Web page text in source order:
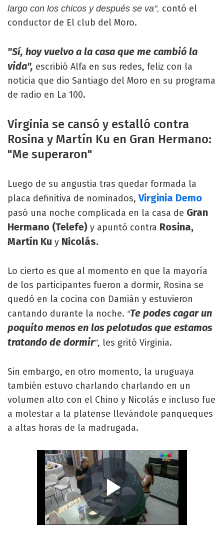
largo con los chicos y después se va", contó el
conductor de El club del Moro.
"Sí, hoy vuelvo a la casa que me cambió la
vida", escribió Alfa en sus redes, feliz con la
noticia que dio Santiago del Moro en su programa
de radio en La 100.
Virginia se cansó y estalló contra
Rosina y Martín Ku en Gran Hermano:
"Me superaron"
Luego de su angustia tras quedar formada la
placa definitiva de nominados,Virginia Demo
pasó una noche complicada en la casa de Gran
Hermano (Telefe) y apuntó contra Rosina,
Martín Ku y Nicolás.
Lo cierto es que al momento en que la mayoría
de los participantes fueron a dormir, Rosina se
quedó en la cocina con Damián y estuvieron
cantando durante la noche. “Te podes cagar un
poquito menos en los pelotudos que estamos
tratando de dormir”, les gritó Virginia.
Sin embargo, en otro momento, la uruguaya
también estuvo charlando charlando en un
volumen alto con el Chino y Nicolás e incluso fue
a molestar a la platense llevándole panqueques
a altas horas de la madrugada.